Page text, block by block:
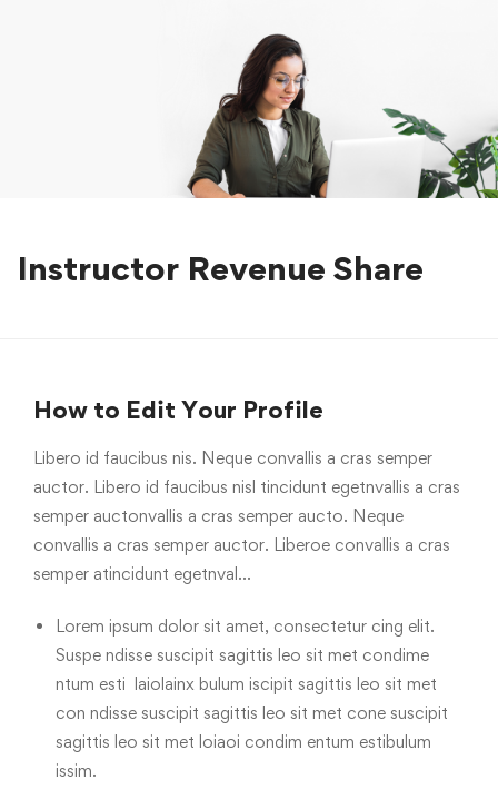
Instructor Revenue Share
How to Edit Your Profile
Libero id faucibus nis. Neque convallis a cras semper
auctor. Libero id faucibus nisl tincidunt egetnvallis a cras
semper auctonvallis a cras semper aucto. Neque
convallis a cras semper auctor. Liberoe convallis a cras
semper atincidunt egetnval…
Lorem ipsum dolor sit amet, consectetur cing elit.
Suspe ndisse suscipit sagittis leo sit met condime
ntum esti laiolainx bulum iscipit sagittis leo sit met
con ndisse suscipit sagittis leo sit met cone suscipit
sagittis leo sit met loiaoi condim entum estibulum
issim.